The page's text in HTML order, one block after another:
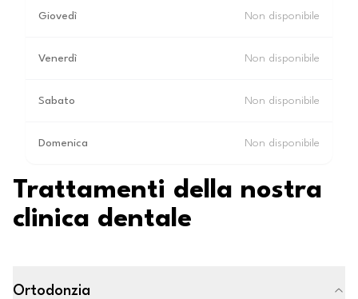
Giovedì Non disponibile
Venerdì Non disponibile
Sabato Non disponibile
Domenica Non disponibile
Trattamenti della nostra
clinica dentale
Ortodonzia